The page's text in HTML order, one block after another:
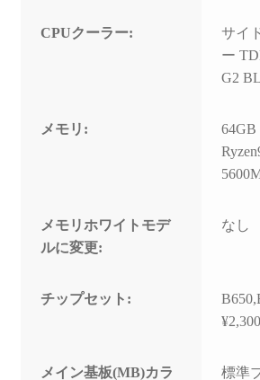
CPUクーラー:
サイ
ー
G2
メモリ:
メモリホワイトモデ
ルに変更:
なし
チップセット:
メイン基板(MB)カラ
標準